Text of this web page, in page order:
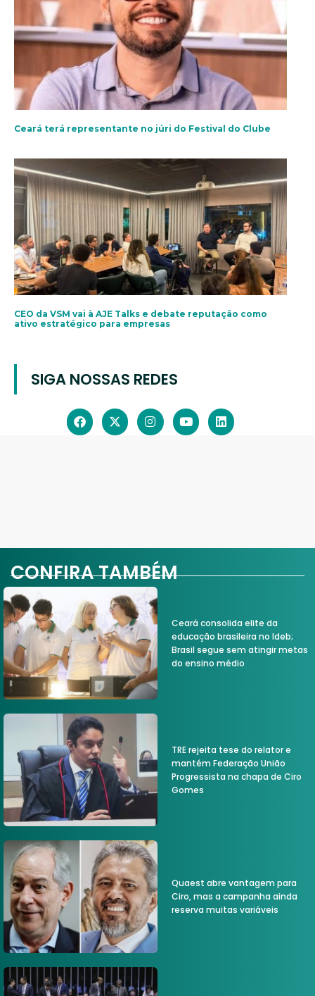
Ceará terá representante no júri do Festival do Clube
CEO da VSM vai à AJE Talks e debate reputação como
ativo estratégico para empresas
SIGA NOSSAS REDES
CONFIRA TAMBÉM
Ceará consolida elite da
educação brasileira no Ideb;
Brasil segue sem atingir metas
do ensino médio
TRE rejeita tese do relator e
mantém Federação União
Progressista na chapa de Ciro
Gomes
Quaest abre vantagem para
Ciro, mas a campanha ainda
reserva muitas variáveis